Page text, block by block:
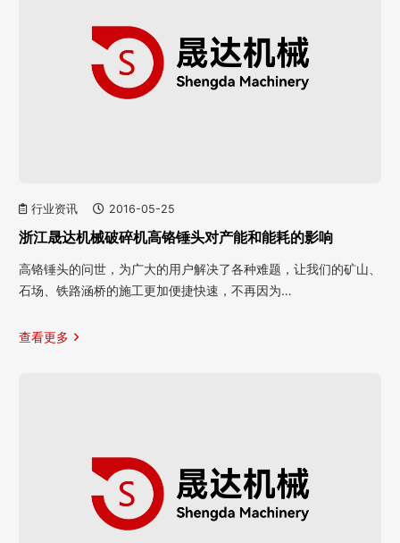
行业资讯 2016-05-25
浙江晟达机械破碎机高铬锤头对产能和能耗的影响
高铬锤头的问世，为广大的用户解决了各种难题，让我们的矿山、
石场、铁路涵桥的施工更加便捷快速，不再因为…
查看更多